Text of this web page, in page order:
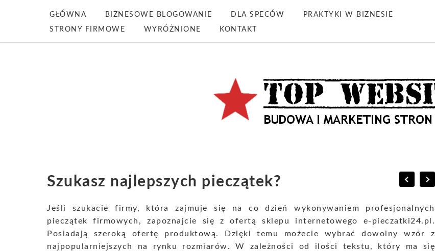
GŁÓWNA BIZNESOWE BLOGOWANIE DLA SPECÓW PRAKTYKI W BIZNESIE
STRONY FIRMOWE WYRÓŻNIONE KONTAKT
Szukasz najlepszych pieczątek?
Jeśli szukacie firmy, która zajmuje się na co dzień wykonywaniem profesjonalnych
pieczątek firmowych, zapoznajcie się z ofertą sklepu internetowego e-pieczatki24.pl.
Posiadają szeroką ofertę produktową. Dzięki temu możecie wybrać dowolny wzór z
najpopularniejszych na rynku rozmiarów. W zależności od ilości tekstu, który ma się